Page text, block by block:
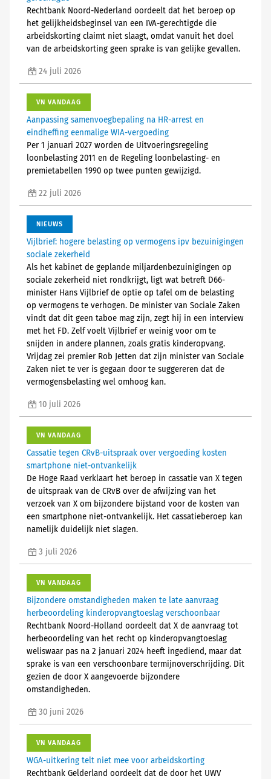
Rechtbank Noord-Nederland oordeelt dat het beroep op
het gelijkheidsbeginsel van een IVA-gerechtigde die
arbeidskorting claimt niet slaagt, omdat vanuit het doel
van de arbeidskorting geen sprake is van gelijke gevallen.
24 juli 2026
VN VANDAAG
Aanpassing samenvoegbepaling na HR-arrest en
eindheffing eenmalige WIA-vergoeding
Per 1 januari 2027 worden de Uitvoeringsregeling
loonbelasting 2011 en de Regeling loonbelasting- en
premietabellen 1990 op twee punten gewijzigd.
22 juli 2026
NIEUWS
Vijlbrief: hogere belasting op vermogens ipv bezuinigingen
sociale zekerheid
Als het kabinet de geplande miljardenbezuinigingen op
sociale zekerheid niet rondkrijgt, ligt wat betreft D66-
minister Hans Vijlbrief de optie op tafel om de belasting
op vermogens te verhogen. De minister van Sociale Zaken
vindt dat dit geen taboe mag zijn, zegt hij in een interview
met het FD. Zelf voelt Vijlbrief er weinig voor om te
snijden in andere plannen, zoals gratis kinderopvang.
Vrijdag zei premier Rob Jetten dat zijn minister van Sociale
Zaken niet te ver is gegaan door te suggereren dat de
vermogensbelasting wel omhoog kan.
10 juli 2026
VN VANDAAG
Cassatie tegen CRvB-uitspraak over vergoeding kosten
smartphone niet-ontvankelijk
De Hoge Raad verklaart het beroep in cassatie van X tegen
de uitspraak van de CRvB over de afwijzing van het
verzoek van X om bijzondere bijstand voor de kosten van
een smartphone niet-ontvankelijk. Het cassatieberoep kan
namelijk duidelijk niet slagen.
3 juli 2026
VN VANDAAG
Bijzondere omstandigheden maken te late aanvraag
herbeoordeling kinderopvangtoeslag verschoonbaar
Rechtbank Noord-Holland oordeelt dat X de aanvraag tot
herbeoordeling van het recht op kinderopvangtoeslag
weliswaar pas na 2 januari 2024 heeft ingediend, maar dat
sprake is van een verschoonbare termijnoverschrijding. Dit
gezien de door X aangevoerde bijzondere
omstandigheden.
30 juni 2026
VN VANDAAG
WGA-uitkering telt niet mee voor arbeidskorting
Rechtbank Gelderland oordeelt dat de door het UWV